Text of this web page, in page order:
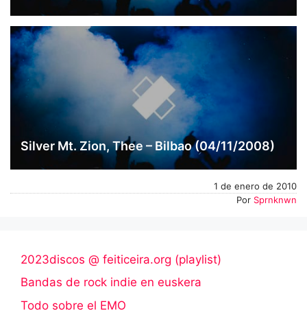
Silver Mt. Zion, Thee – Bilbao (04/11/2008)
1 de enero de 2010
Por Sprnknwn
2023discos @ feiticeira.org (playlist)
Bandas de rock indie en euskera
Todo sobre el EMO